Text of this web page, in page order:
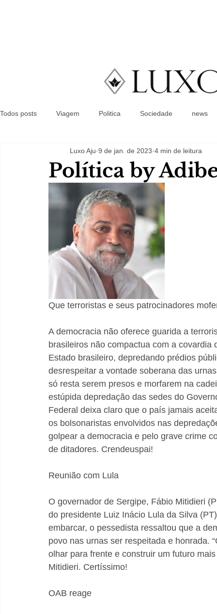
Todos posts Viagem Politica Sociedade news
Política by
Luxo Aju 9 de jan. de 2023 4 min de leitura
Que terroristas e seus patrocinadores
A democracia não oferece guarida a
brasileiros não compactua com a
Estado brasileiro, depredando prédios
desrespeitar a vontade soberana das
só resta serem presos e morfarem na
estúpida depredação das sedes do
Federal deixa claro que o país jamais
os bolsonaristas envolvidos nas
golpear a democracia e pelo grave crime
de ditadores. Crendeuspai!
Reunião com Lula
O governador de Sergipe, Fábio Mitidieri
do presidente Luiz Inácio Lula da Silva
embarcar, o pessedista ressaltou que a
povo nas urnas ser respeitada e honrada.
olhar para frente e construir um futuro
Mitidieri. Certíssimo!
OAB reage